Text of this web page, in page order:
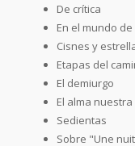
De crítica
En el mundo
Cisnes y
Etapas del
El demiurgo
El alma nuestra
Sedientas
Sobre "Une